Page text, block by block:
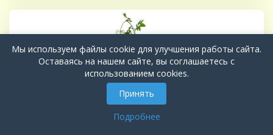
Мы используем файлы cookie для улучшения работы сайта.
Оставаясь на нашем сайте, вы соглашаетесь с
использованием cookies.
Принять
Подробнее